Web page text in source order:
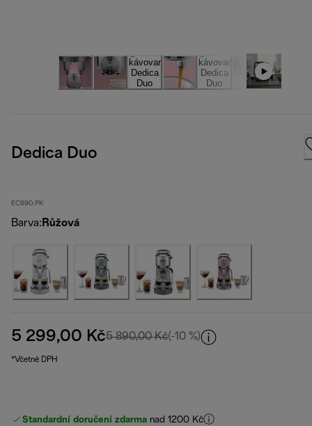
Dedica Duo
EC890.PK
Barva: Růžová
5 299,00 Kč5 890,00 Kčpůvodní cena 5 890,00 Kč
(-10 %)
*Včetně DPH
Standardní doručení zdarma nad 1200 Kč